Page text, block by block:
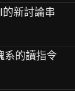
的新討論串
系的讀指令